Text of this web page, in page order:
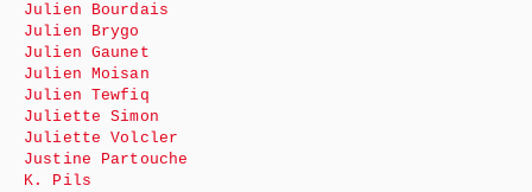
Julien Bourdais
Julien Brygo
Julien Gaunet
Julien Moisan
Julien Tewfiq
Juliette Simon
Juliette Volcler
Justine Partouche
K. Pils